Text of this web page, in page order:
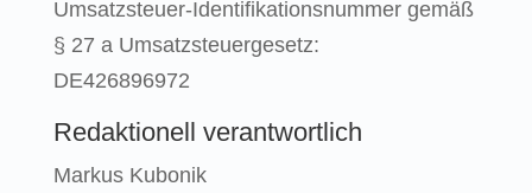
Umsatzsteuer-Identifikationsnummer gemäß
§ 27 a Umsatzsteuergesetz:
DE426896972
Redaktionell verantwortlich
Markus Kubonik